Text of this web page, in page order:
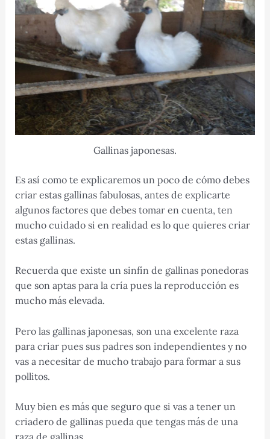
Gallinas japonesas.
Es así como te explicaremos un poco de cómo debes
criar estas gallinas fabulosas, antes de explicarte
algunos factores que debes tomar en cuenta, ten
mucho cuidado si en realidad es lo que quieres criar
estas gallinas.
Recuerda que existe un sinfín de gallinas ponedoras
que son aptas para la cría pues la reproducción es
mucho más elevada.
Pero las gallinas japonesas, son una excelente raza
para criar pues sus padres son independientes y no
vas a necesitar de mucho trabajo para formar a sus
pollitos.
Muy bien es más que seguro que si vas a tener un
criadero de gallinas pueda que tengas más de una